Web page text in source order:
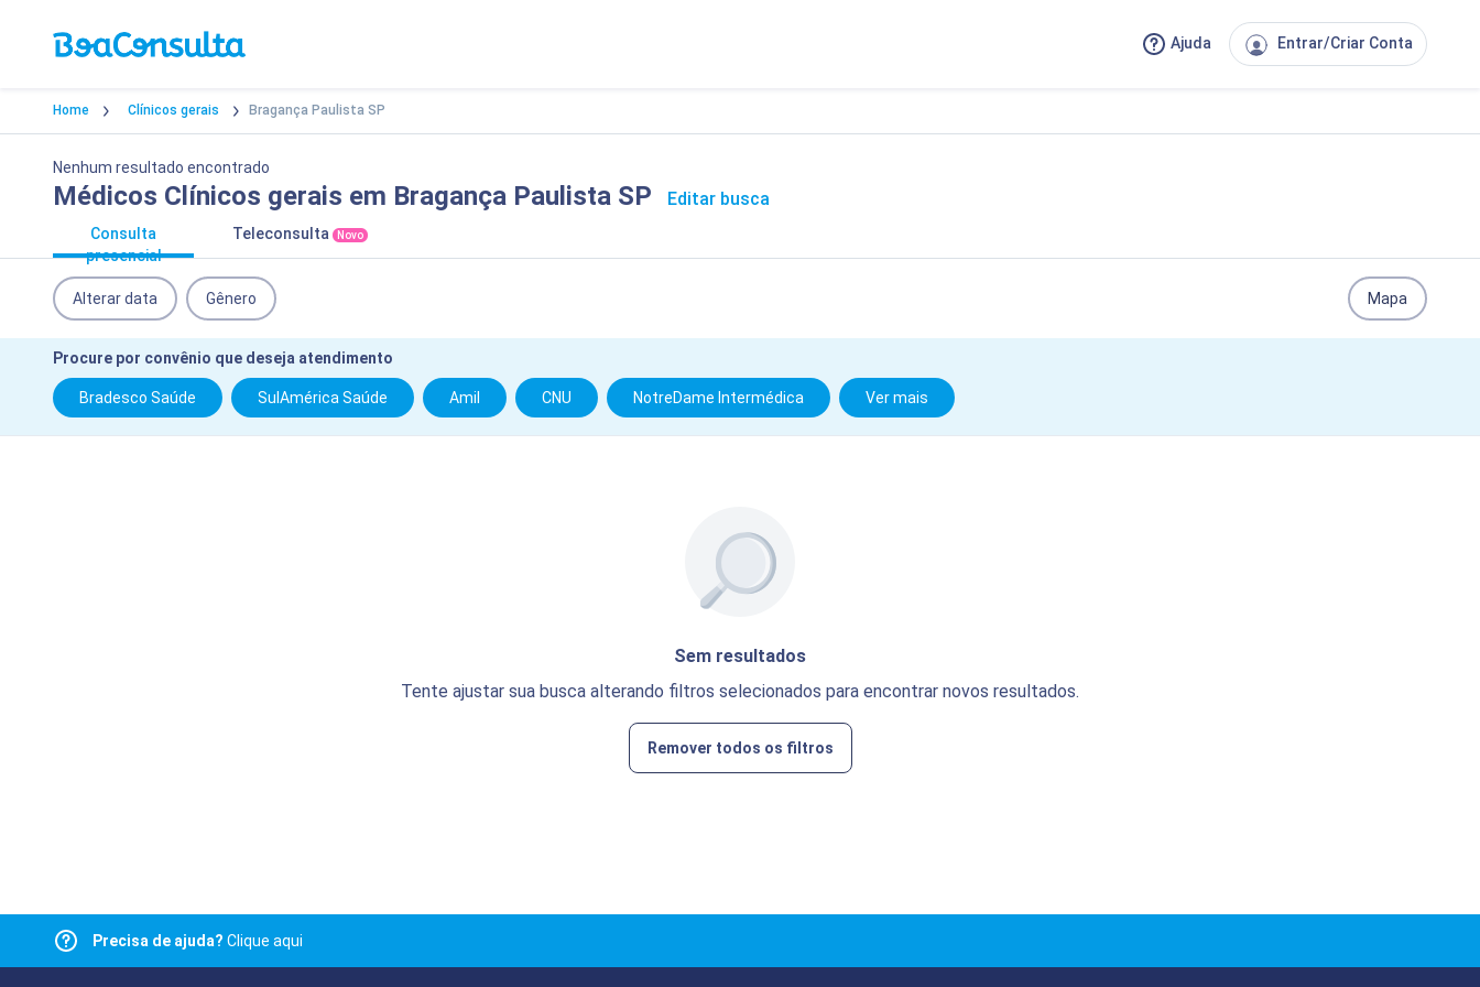
Ajuda Entrar/Criar Conta
Home Clínicos gerais Bragança Paulista SP
Nenhum resultado encontrado
Médicos Clínicos gerais em Bragança Paulista SP Editar busca
Consulta
presencial
Teleconsulta Novo
Alterar data Gênero Mapa
Procure por convênio que deseja atendimento
Bradesco Saúde SulAmérica Saúde Amil CNU NotreDame Intermédica Ver mais
Sem resultados
Tente ajustar sua busca alterando filtros selecionados para encontrar novos resultados.
Remover todos os filtros
Precisa de ajuda? Clique aqui